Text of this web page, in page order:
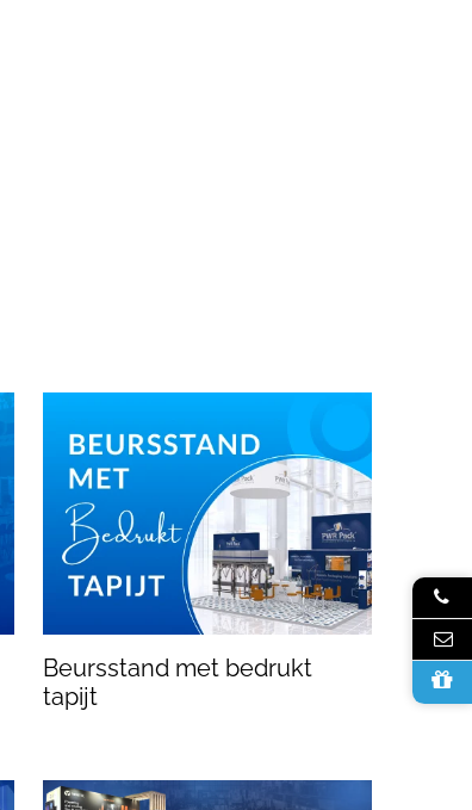
Beursstand met bedrukt
tapijt